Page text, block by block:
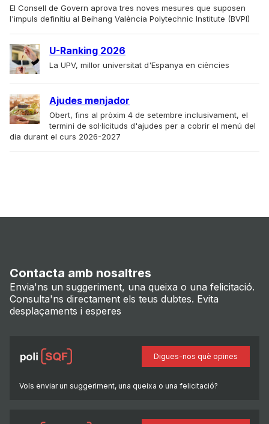
El Consell de Govern aprova tres noves mesures que suposen
l'impuls definitiu al Beihang València Polytechnic Institute (BVPI)
U-Ranking 2026
La UPV, millor universitat d'Espanya en ciències
Ajudes menjador
Obert, fins al pròxim 4 de setembre inclusivament, el
termini de sol·licituds d'ajudes per a cobrir el menú del
dia durant el curs 2026-2027
Contacta amb nosaltres
Envia'ns un suggeriment, una queixa o una felicitació.
Consulta'ns directament els teus dubtes. Evita
desplaçaments i esperes
Vols enviar un suggeriment, una queixa o una felicitació?
Digues-nos què opines